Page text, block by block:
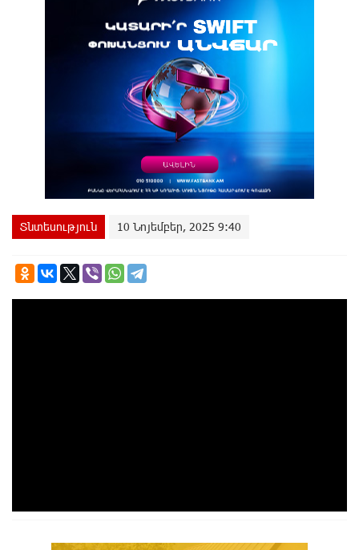
Տնտեսություն 10 Նոյեմբեր, 2025 9:40